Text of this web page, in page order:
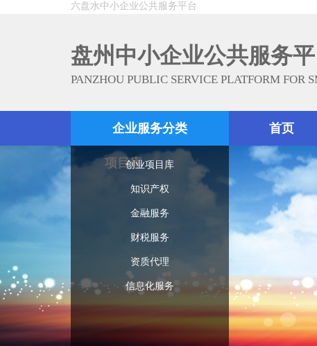
六盘水中小企业公共服务平台
盘州中小企业公共服务
PANZHOU PUBLIC SERVICE PLATFORM FOR
企业服务分类
创业项目库
知识产权
金融服务
财税服务
资质代理
信息化服务
首页
项目库